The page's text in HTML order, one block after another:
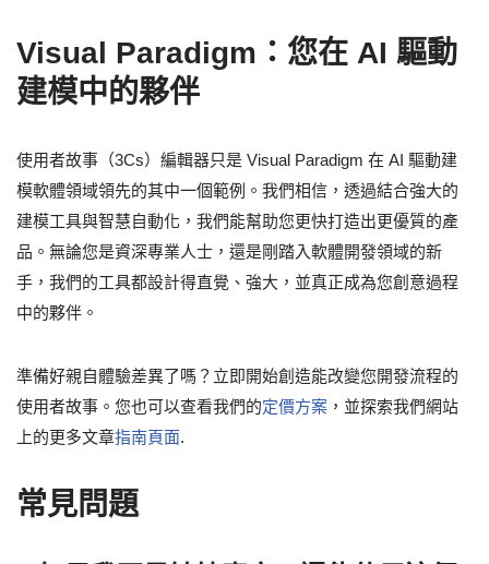
Visual Paradigm：您在 AI 驅動
建模中的夥伴
使用者故事（3Cs）編輯器只是 Visual Paradigm 在 AI 驅動建
模軟體領域領先的其中一個範例。我們相信，透過結合強大的
建模工具與智慧自動化，我們能幫助您更快打造出更優質的產
品。無論您是資深專業人士，還是剛踏入軟體開發領域的新
手，我們的工具都設計得直覺、強大，並真正成為您創意過程
中的夥伴。
準備好親自體驗差異了嗎？立即開始創造能改變您開發流程的
使用者故事。您也可以查看我們的定價方案 ，並探索我們網站
上的更多文章指南頁面.
常見問題